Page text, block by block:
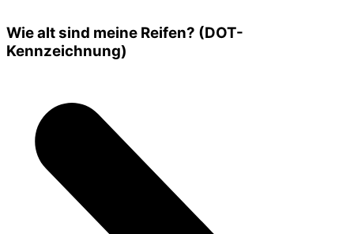
Wie alt sind meine Reifen? (DOT-
Kennzeichnung)